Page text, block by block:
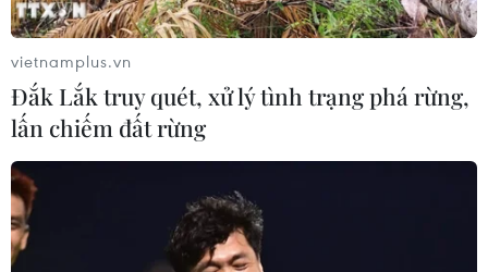
vietnamplus.vn
Đắk Lắk truy quét, xử lý tình trạng phá rừng,
lấn chiếm đất rừng